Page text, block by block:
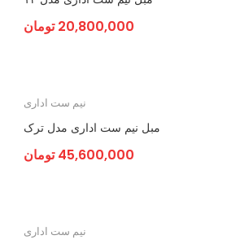
20,800,000 تومان
نیم ست اداری
مبل نیم ست اداری مدل ترک
45,600,000 تومان
نیم ست اداری